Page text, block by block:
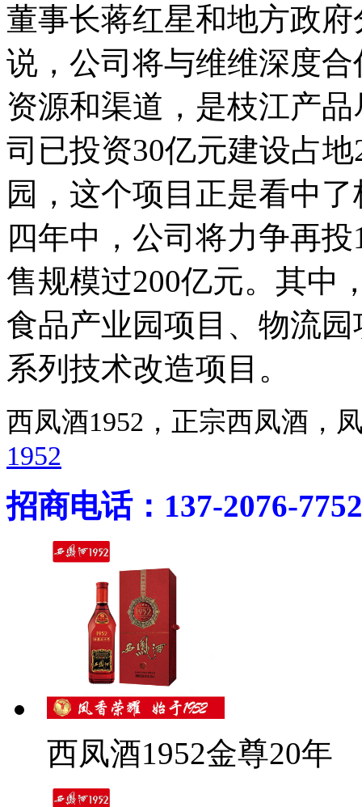
董事长蒋红星和地方政
说，公司将与维维深度
资源和渠道，是枝江产
司已投资30亿元建设占
园，这个项目正是看中
四年中，公司将力争再
售规模过200亿元。其中
食品产业园项目、物流
系列技术改造项目。
西凤酒1952，正宗西凤酒
1952
招商电话：137-2076-7752
西凤酒1952金尊20年